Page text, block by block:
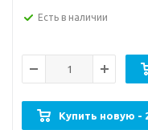
Есть в наличии
Купить новую -